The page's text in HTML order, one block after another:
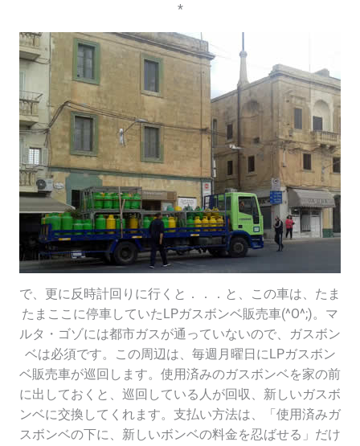
*
で、更に反時計回りに行くと．．．と、この車は、たま
たまここに停車していたLPガスボンベ販売車(^O^;)。マ
ルタ・ゴゾには都市ガスが通っていないので、ガスボン
ベは必須です。この周辺は、毎週月曜日にLPガスボン
ベ販売車が巡回します。使用済みのガスボンベを家の前
に出しておくと、巡回している人が回収、新しいガスボ
ンベに交換してくれます。支払い方法は、「使用済みガ
スボンベの下に、新しいボンベの料金を忍ばせる」だけ